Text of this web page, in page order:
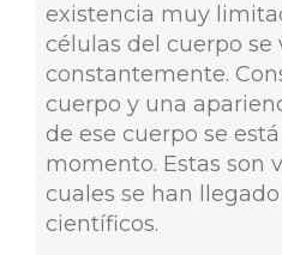
existencia muy
células del cuerpo se
constantemente.
cuerpo y una
de ese cuerpo se
momento. Estas son
cuales se han
científicos.